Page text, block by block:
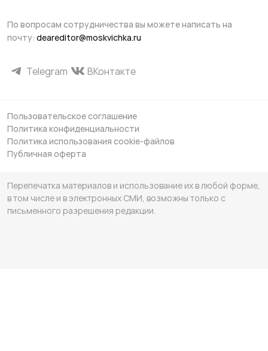
По вопросам сотрудничества вы можете написать на
почту: deareditor@moskvichka.ru
Telegram ВКонтакте
Пользовательское соглашение
Политика конфиденциальности
Политика использования cookie-файлов
Публичная оферта
Перепечатка материалов и использование их в любой форме,
в том числе и в электронных СМИ, возможны только с
письменного разрешения редакции.